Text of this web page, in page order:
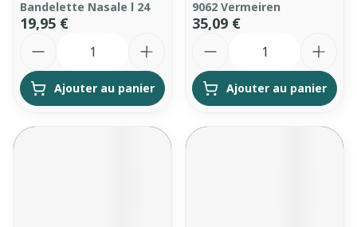
Bandelette Nasale l 24
19,95 €
Ajouter au panier
9062 Vermeiren
35,09 €
Ajouter au panier